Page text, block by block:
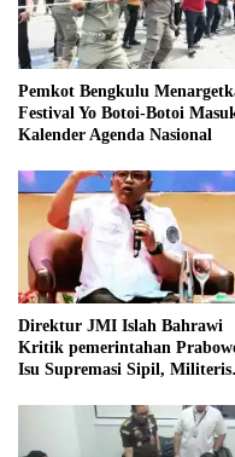
Pemkot Bengkulu
Festival Yo Botoi-Botoi
Kalender Agenda Nasional
Direktur JMI Islah Bahrawi
Kritik pemerintahan
Isu Supremasi Sipil,